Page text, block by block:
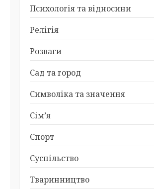
Психологія та відносини
Релігія
Розваги
Сад та город
Символіка та значення
Сім’я
Спорт
Суспільство
Тваринництво